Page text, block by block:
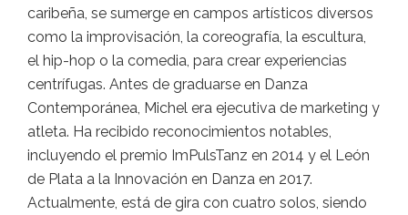
caribeña, se sumerge en campos artísticos diversos
como la improvisación, la coreografía, la escultura,
el hip-hop o la comedia, para crear experiencias
centrífugas. Antes de graduarse en Danza
Contemporánea, Michel era ejecutiva de marketing y
atleta. Ha recibido reconocimientos notables,
incluyendo el premio ImPulsTanz en 2014 y el León
de Plata a la Innovación en Danza en 2017.
Actualmente, está de gira con cuatro solos, siendo